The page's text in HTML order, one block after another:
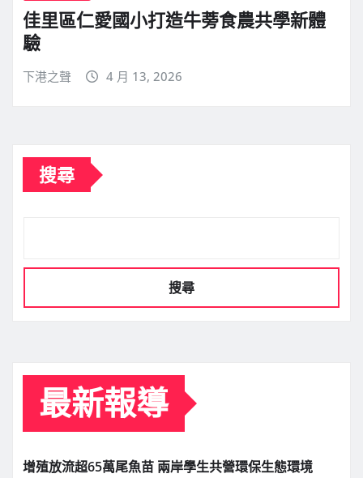
佳里區仁愛國小打造牛蒡食農共學新體
驗
下港之聲 4 月 13, 2026
搜尋
搜尋
最新報導
增殖放流超65萬尾魚苗 兩岸學生共營環保生態環境